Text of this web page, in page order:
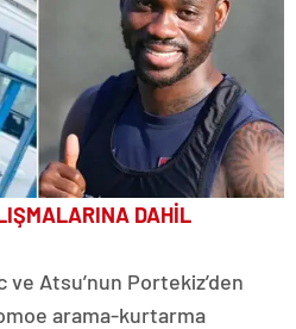
DAHİL
Atsu’nun Portekiz’den
arama-kurtarma